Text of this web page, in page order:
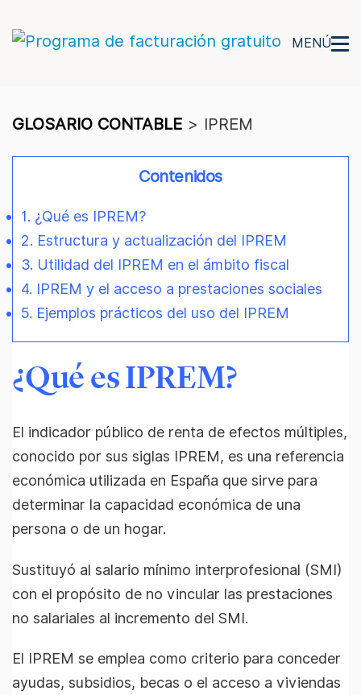
MENÚ
GLOSARIO CONTABLE > IPREM
Contenidos
1. ¿Qué es IPREM?
2. Estructura y actualización del IPREM
3. Utilidad del IPREM en el ámbito fiscal
4. IPREM y el acceso a prestaciones sociales
5. Ejemplos prácticos del uso del IPREM
¿Qué es IPREM?
El indicador público de renta de efectos múltiples,
conocido por sus siglas IPREM, es una referencia
económica utilizada en España que sirve para
determinar la capacidad económica de una
persona o de un hogar.
Sustituyó al salario mínimo interprofesional (SMI)
con el propósito de no vincular las prestaciones
no salariales al incremento del SMI.
El IPREM se emplea como criterio para conceder
ayudas, subsidios, becas o el acceso a viviendas